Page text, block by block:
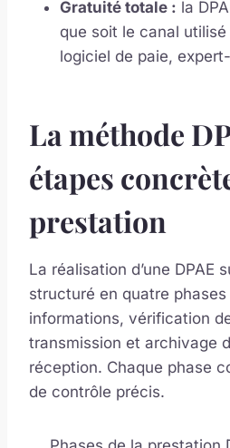
Gratuité totale : la
que soit le canal utilisé
logiciel de paie,
La méthode
étapes
prestation
La réalisation d’une DPAE
structuré en quatre
informations, vérification
transmission et archivage
réception. Chaque phase
de contrôle précis.